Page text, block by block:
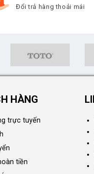
Đổi trả hàng thoải mái
HÀNG
trực tuyến
tiền